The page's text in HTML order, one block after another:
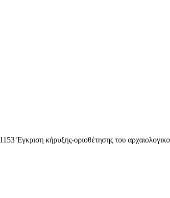
κήρυξης-οριοθέτησης του